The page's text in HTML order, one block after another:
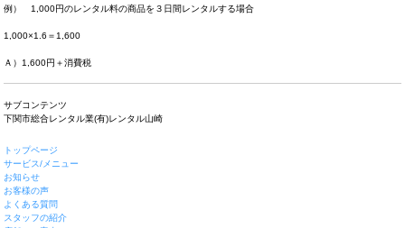
例） 1,000円のレンタル料の商品を３日間レンタルする場合
1,000×1.6＝1,600
Ａ）1,600円＋消費税
サブコンテンツ
下関市総合レンタル業(有)レンタル山崎
トップページ
サービス/メニュー
お知らせ
お客様の声
よくある質問
スタッフの紹介